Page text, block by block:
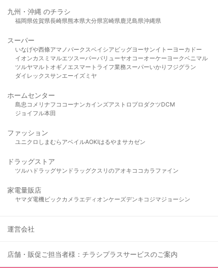
九州・沖縄 のチラシ
福岡県佐賀県長崎県熊本県大分県宮崎県鹿児島県沖縄県
スーパー
いなげや西條アマノパークスベイシア ビッグヨーサンイトーヨーカドー
イオンカスミ マルエツスーパーバリューヤオコーオーケー ヨークベニマル
ツルヤマルト オギノ エスマート ライフ業務スーパーいかり フジグラン
ダイレックスサンエーイズミヤ
ホームセンター
島忠 コメリ ナフコ コーナンカインズアストロプロダクツDCM
ジョイフル本田
ファッション
ユニクロ しまむら アベイルAOKIはるやま サカゼン
ドラッグストア
ツルハドラッグサンドラッグクスリのアオキ ココカラファイン
家電量販店
ヤマダ電機ビックカメラ エディオンケーズデンキ コジマジョーシン
運営会社
店舗・販促ご担当者様：チラシプラスサービスのご案内